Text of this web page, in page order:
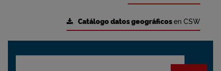
Catálogo datos geográficosen CSW